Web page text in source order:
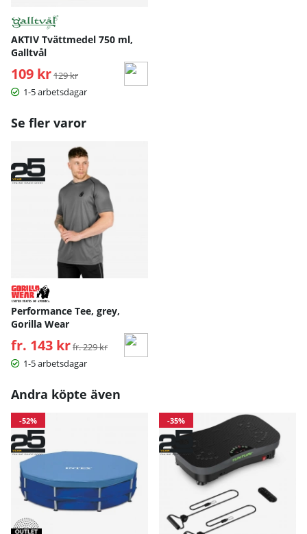
AKTIV Tvättmedel 750 ml,
Galltvål
109 kr Ordinarie pris:
129 kr
1-5 arbetsdagar
Se fler varor
Performance Tee, grey,
Gorilla Wear
fr. 143 kr Ordinarie pris:
fr. 229 kr
1-5 arbetsdagar
Andra köpte även
-52% -35%